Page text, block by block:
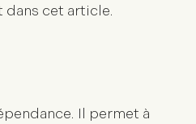
dans cet article.
Il permet à